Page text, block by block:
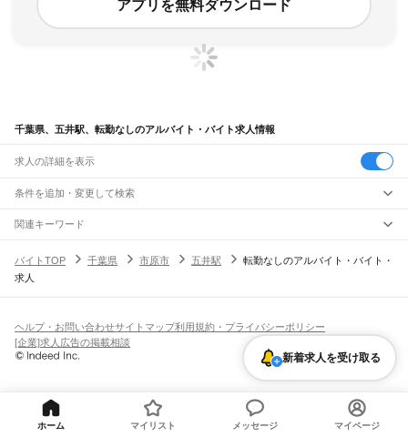
アプリを無料ダウンロード
千葉県、五井駅、転勤なしのアルバイト・バイト求人情報
求人の詳細を表示
条件を追加・変更して検索
市区町村を追加・変更
千葉県すべて
旭市習志野市柏市勝浦市市原市流山市八千代市我孫子市鴨川市鎌ケ谷市
君津市富津市浦安市 印西市
匝瑳市香取市 印旛郡 香取郡山武郡長生郡夷隅郡
駅を追加・変更
JR中央・総武線
市川駅本八幡駅下総中山駅 東船橋駅
新検見川駅
市川駅
稲毛駅 都賀駅四街道駅
佐倉駅
南酒々井駅
日向駅 横芝駅飯倉駅 干潟駅
飯岡駅倉橋駅 松岸駅 銚子駅
職種を追加・変更
飲食・フードサービスすべて
ホールスタッフキッチンスタッフ 精肉・鮮魚加工給食調理
パン屋（ベーカリー）
バー（BAR）・バーテンダー
飲食店（店長・マネージャー）
営業・販売
営業テレフォンアポインター（テレアポ） ルートセールス
フードカウンター販売員アパレル 家電量販店・携帯販売（携帯ショップ）
人気
日払いOK高校生歓迎 髪型・髪色自由ひげOK ネイルOK
留学生・外国人活躍中
短期単発・1日OK
期間限定（春夏冬休み等）
シフト
土日祝のみOK
平日のみOK 週1日からOK 週2・3日からOK 週4日以上OK
雇用形態を追加・変更
契約社員
派遣社員
業務委託
関連キーワード
バイトTOP
千葉県 市原市 五井駅
転勤なしのアルバイト・バイト・
求人
新着求人を受け取る
ヘルプ・お問い合わせサイトマップ利用規約・プライバシーポリシー
[企業]求人広告の掲載相談
ホーム マイリスト メッセージ マイページ